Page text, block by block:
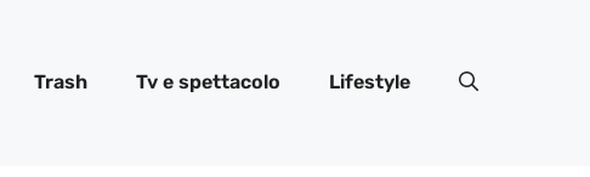
Trash Tv e spettacolo Lifestyle